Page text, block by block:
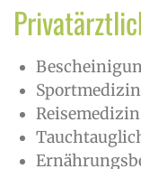
Sportmedizin